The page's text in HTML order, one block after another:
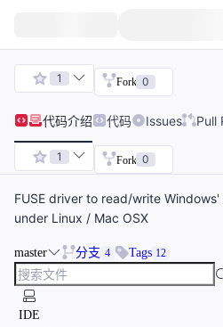
1 Fork 0
代码介绍 代码 Issues Pull
1 Fork 0
FUSE driver to read/write
under Linux / Mac OSX
master 分支 4 Tags 12
IDE